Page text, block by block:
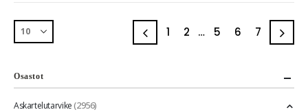
1 2 … 5 6 7
Osastot
Askartelutarvike(2956)